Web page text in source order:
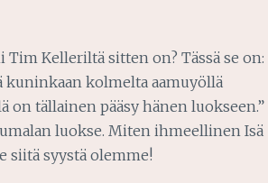
Kelleriltä sitten on? Tässä se on:
kuninkaan kolmelta aamuyöllä
on tällainen pääsy hänen luokseen.”
luokse. Miten ihmeellinen Isä
siitä syystä olemme!